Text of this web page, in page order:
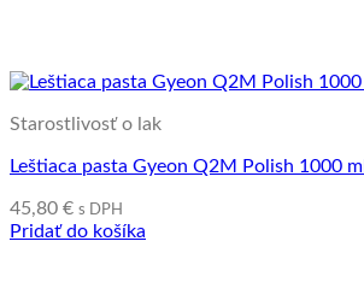
Starostlivosť o lak
Leštiaca pasta Gyeon Q2M Polish 1000 ml
45,80 € s DPH
Pridať do košíka